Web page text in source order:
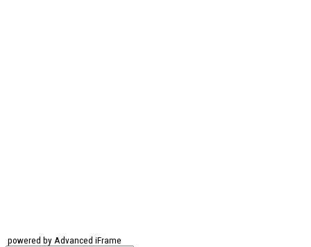
powered by Advanced iFrame